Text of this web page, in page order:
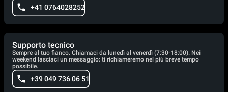
+41 0764028252
Supporto tecnico
Sempre al tuo fianco. Chiamaci da lunedì al venerdì (7:30-18:00). Nei
weekend lasciaci un messaggio: ti richiameremo nel più breve tempo
possibile.
+39 049 736 06 51